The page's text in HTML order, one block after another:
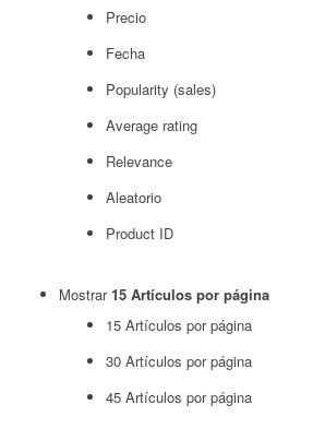
Precio
Fecha
Popularity (sales)
Average rating
Relevance
Aleatorio
Product ID
Mostrar 15 Artículos por página
15 Artículos por página
30 Artículos por página
45 Artículos por página